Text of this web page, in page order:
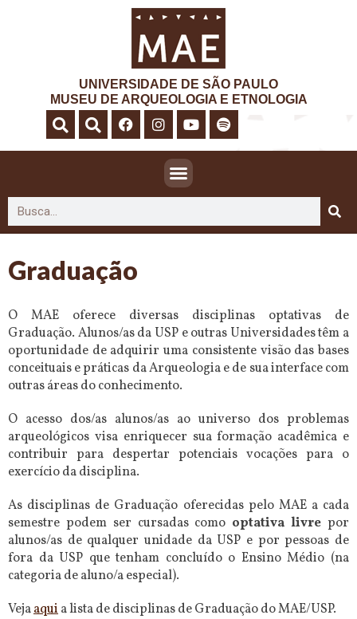
UNIVERSIDADE DE SÃO PAULO
MUSEU DE ARQUEOLOGIA E ETNOLOGIA
Graduação
O MAE oferece diversas disciplinas optativas de
Graduação. Alunos/as da USP e outras Universidades têm a
oportunidade de adquirir uma consistente visão das bases
conceituais e práticas da Arqueologia e de sua interface com
outras áreas do conhecimento.
O acesso dos/as alunos/as ao universo dos problemas
arqueológicos visa enriquecer sua formação acadêmica e
contribuir para despertar potenciais vocações para o
exercício da disciplina.
As disciplinas de Graduação oferecidas pelo MAE a cada
semestre podem ser cursadas como optativa livre por
alunos/as de qualquer unidade da USP e por pessoas de
fora da USP que tenham concluído o Ensino Médio (na
categoria de aluno/a especial).
Vejaaquia lista de disciplinas de Graduação do MAE/USP.